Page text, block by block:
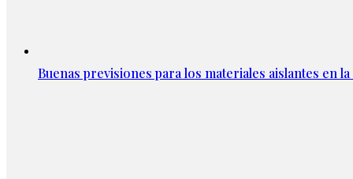
Buenas previsiones para los materiales aislantes en